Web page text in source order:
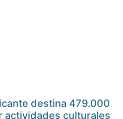
destina 479.000
actividades culturales